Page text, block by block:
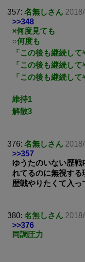
357: 名無しさん
>>348
×何度見ても
○何度も
「この後も継続し
「この後も継続し
「この後も継続し
維持1
解散3
376: 名無しさん
>>357
ゆうたのいない歴戦
れてるのに無視する
歴戦やりたくて入っ
380: 名無しさん
>>376
同調圧力